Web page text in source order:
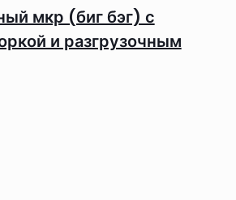
мкр (биг бэг) с
и разгрузочным